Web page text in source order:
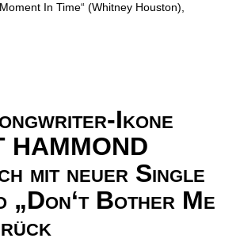
In Time“ (Whitney Houston),
Ikone
HAMMOND
mit neuer Single
„Don‘t Bother Me